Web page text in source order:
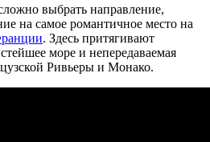
выбрать направление,
на самое романтичное место на
. Здесь притягивают
море и непередаваемая
Ривьеры и Монако.